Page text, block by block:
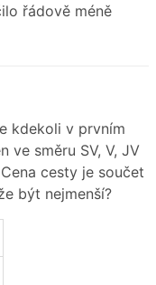
řádově méně
kdekoli v prvním
ve směru SV, V, JV
cesty je součet
být nejmenší?